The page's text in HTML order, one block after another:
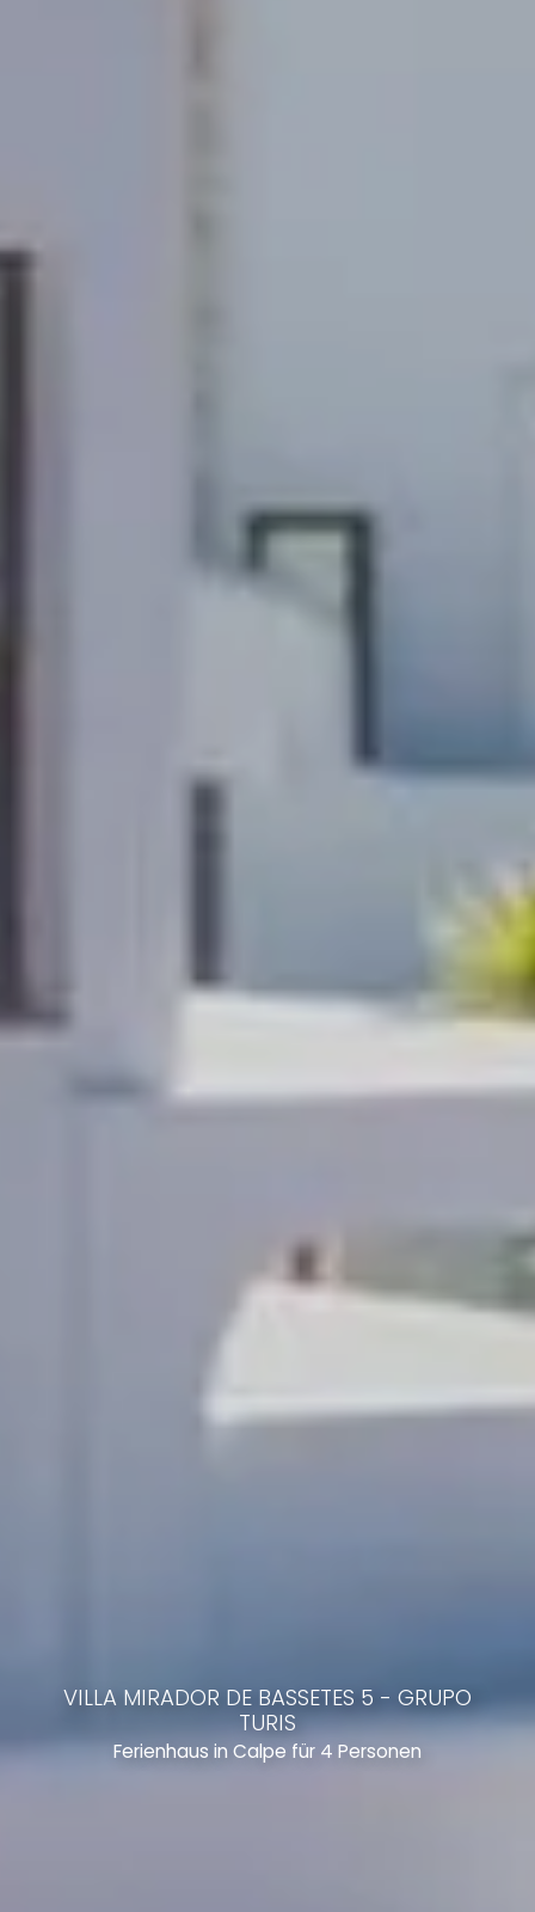
VILLA MIRADOR DE BASSETES 5 - GRUPO
TURIS
Ferienhaus in Calpe für 4 Personen